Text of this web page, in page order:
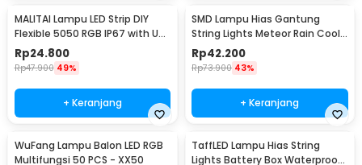
MALITAI Lampu LED Strip DIY
Flexible 5050 RGB IP67 with USB
Controller 2M - SMD2835
Rp24.800
Rp47.900 49%
+ Keranjang
SMD Lampu Hias Gantung
String Lights Meteor Rain Cool
White 30cm 8 PCS
Rp42.200
Rp73.900 43%
+ Keranjang
WuFang Lampu Balon LED RGB
Multifungsi 50 PCS - XX50
TaffLED Lampu Hias String
Lights Battery Box Waterproof